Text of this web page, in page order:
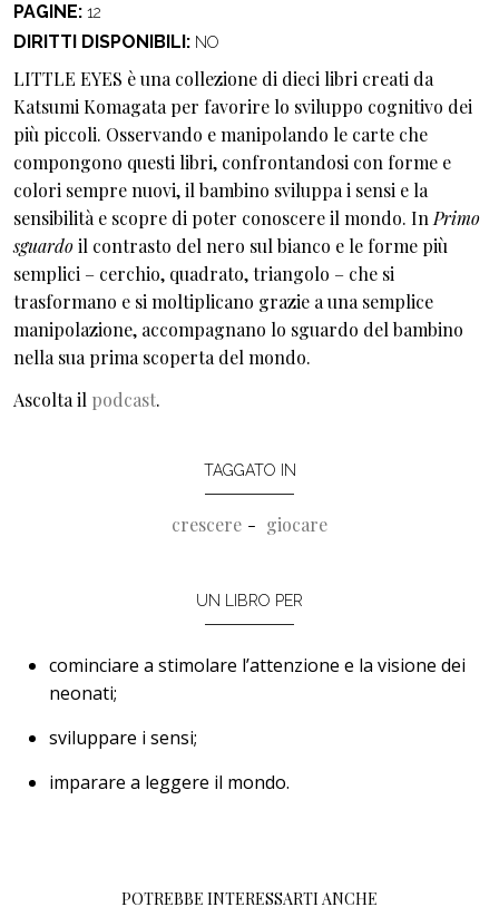
PAGINE 12
DIRITTI DISPONIBILI NO
LITTLE EYES è una collezione di dieci libri creati da
Katsumi Komagata per favorire lo sviluppo cognitivo dei
più piccoli. Osservando e manipolando le carte che
compongono questi libri, confrontandosi con forme e
colori sempre nuovi, il bambino sviluppa i sensi e la
sensibilità e scopre di poter conoscere il mondo. InPrimo
sguardoil contrasto del nero sul bianco e le forme più
semplici – cerchio, quadrato, triangolo – che si
trasformano e si moltiplicano grazie a una semplice
manipolazione, accompagnano lo sguardo del bambino
nella sua prima scoperta del mondo.
Ascolta il podcast.
TAGGATO IN
crescere giocare
UN LIBRO PER
cominciare a stimolare l’attenzione e la visione dei
neonati;
sviluppare i sensi;
imparare a leggere il mondo.
POTREBBE INTERESSARTI ANCHE